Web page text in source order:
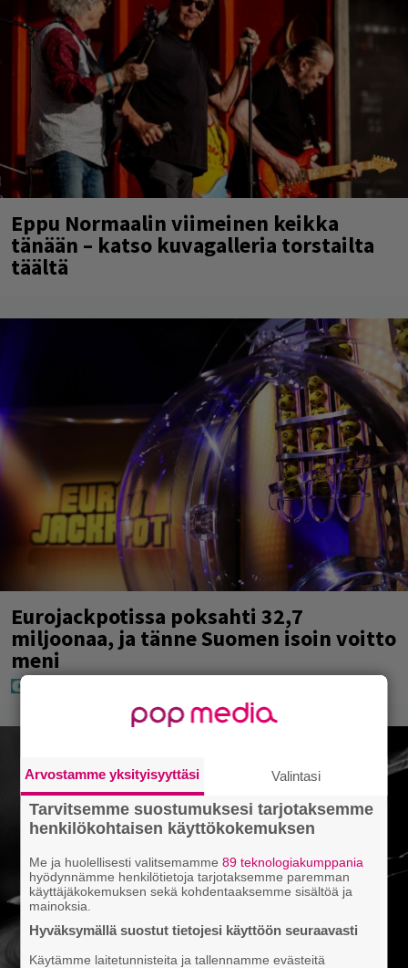
Eppu Normaalin viimeinen keikka
tänään – katso kuvagalleria torstailta
täältä
Eurojackpotissa poksahti 32,7
miljoonaa, ja tänne Suomen isoin voitto
meni
Arvostamme yksityisyyttäsi Valintasi
Tarvitsemme suostumuksesi tarjotaksemme
henkilökohtaisen käyttökokemuksen
Me ja huolellisesti valitsemamme89 teknologiakumppania
hyödynnämme henkilötietoja tarjotaksemme paremman
käyttäjäkokemuksen sekä kohdentaaksemme sisältöä ja
mainoksia.
Hyväksymällä suostut tietojesi käyttöön seuraavasti
Käytämme laitetunnisteita ja tallennamme evästeitä